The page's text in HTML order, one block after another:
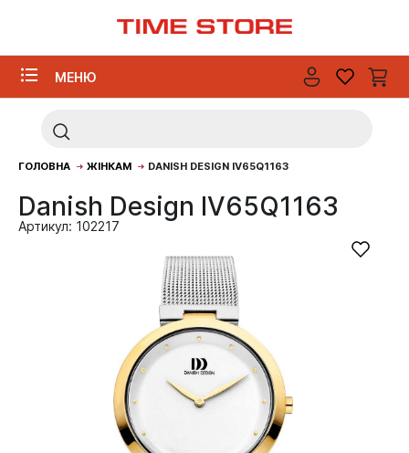
МЕНЮ
ГОЛОВНА ЖІНКАМ DANISH DESIGN IV65Q1163
Danish Design IV65Q1163
Артикул: 102217